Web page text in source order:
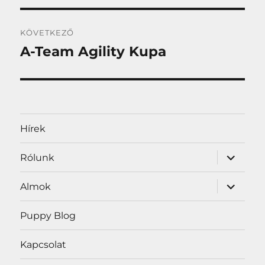
KÖVETKEZŐ
Következő
A-Team Agility Kupa
Hírek
Rólunk
almenü
Almok
almenü
Puppy Blog
Kapcsolat